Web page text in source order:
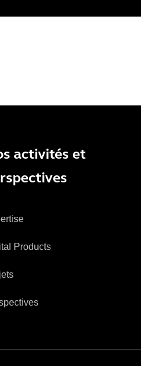
activités et
Products